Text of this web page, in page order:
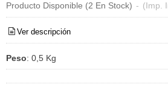
Producto Disponible (2 En Stock) - (Imp.
Ver descripción
Peso: 0,5 Kg